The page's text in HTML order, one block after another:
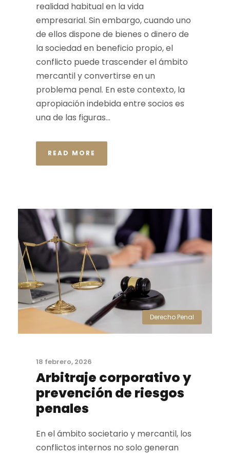
realidad habitual en la vida
empresarial. Sin embargo, cuando uno
de ellos dispone de bienes o dinero de
la sociedad en beneficio propio, el
conflicto puede trascender el ámbito
mercantil y convertirse en un
problema penal. En este contexto, la
apropiación indebida entre socios es
una de las figuras...
READ MORE
Derecho Penal
18 febrero, 2026
Arbitraje corporativo y
prevención de riesgos
penales
En el ámbito societario y mercantil, los
conflictos internos no solo generan